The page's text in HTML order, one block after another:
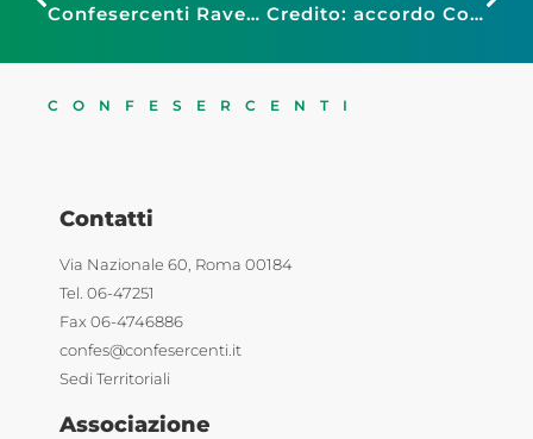
Confesercenti Ravenna Cesena: Caplèt & Friends, da giovedì 9 a domenica 12 a Ravenna la manifestazione di cultura gastronomica che valorizza le eccellenze locali
Credito: accordo Confesercenti – MPS, agevolazioni bancarie per le imprese associate
CONFESERCENTI
Contatti
Via Nazionale 60, Roma 00184
Tel. 06-47251
Fax 06-4746886
confes@confesercenti.it
Sedi Territoriali
Associazione